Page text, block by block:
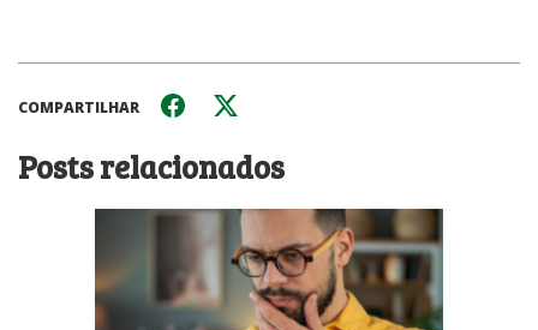
COMPARTILHAR
Posts relacionados